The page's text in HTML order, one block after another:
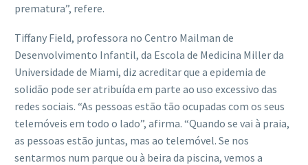
prematura”, refere.
Tiffany Field, professora no Centro Mailman de
Desenvolvimento Infantil, da Escola de Medicina Miller da
Universidade de Miami, diz acreditar que a epidemia de
solidão pode ser atribuída em parte ao uso excessivo das
redes sociais. “As pessoas estão tão ocupadas com os seus
telemóveis em todo o lado”, afirma. “Quando se vai à praia,
as pessoas estão juntas, mas ao telemóvel. Se nos
sentarmos num parque ou à beira da piscina, vemos a